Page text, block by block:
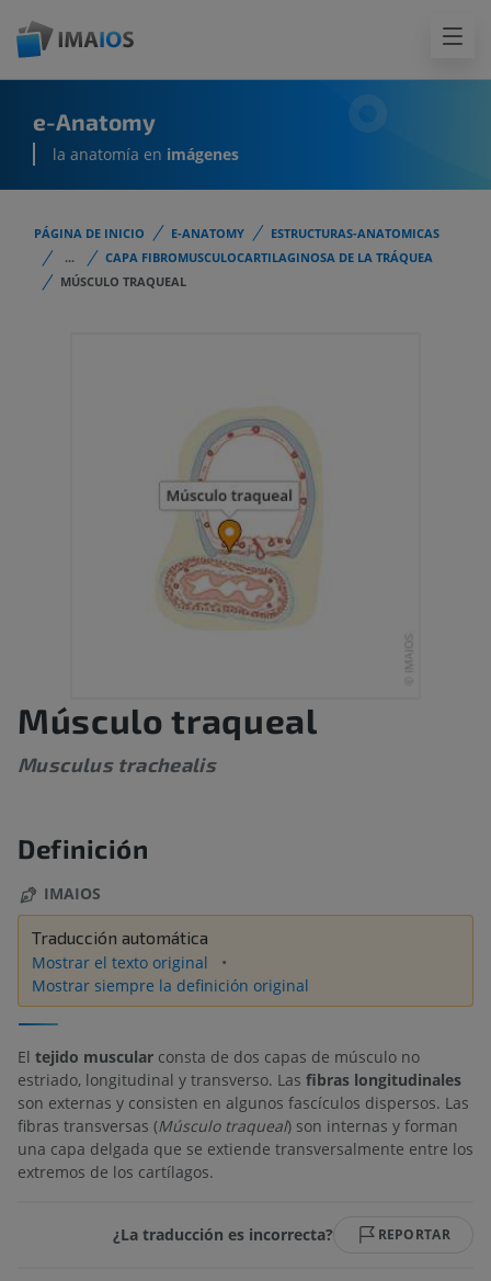
e-Anatomy
la anatomía en imágenes
PÁGINA DE INICIO E-ANATOMY
ESTRUCTURAS-ANATOMICAS
...
CAPA FIBROMUSCULOCARTILAGINOSA DE LA TRÁQUEA
MÚSCULO TRAQUEAL
Músculo traqueal
Musculus trachealis
Definición
IMAIOS
Traducción automática
Mostrar el texto original
Mostrar siempre la definición original
El tejido muscular consta de dos capas de músculo no
estriado, longitudinal y transverso. Las fibras longitudinales
son externas y consisten en algunos fascículos dispersos. Las
fibras transversas (Músculo traqueal) son internas y forman
una capa delgada que se extiende transversalmente entre los
extremos de los cartílagos.
¿La traducción es incorrecta? REPORTAR